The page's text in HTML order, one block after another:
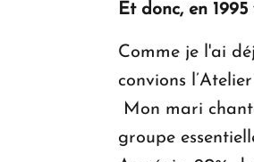
Et donc, en
Comme je l'ai
convions
Mon mari
groupe